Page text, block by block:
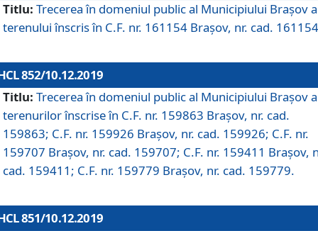
Titlu: Trecerea în domeniul public al Municipiului Braşov a
terenului înscris în C.F. nr. 161154 Brașov, nr. cad.
852/10.12.2019
Titlu: Trecerea în domeniul public al Municipiului Braşov a
terenurilor înscrise în C.F. nr. 159863 Brașov, nr. cad.
159863; C.F. nr. 159926 Brașov, nr. cad. 159926; C.F. nr.
159707 Brașov, nr. cad. 159707; C.F. nr. 159411 Brașov,
cad. 159411; C.F. nr. 159779 Brașov, nr. cad. 159779.
851/10.12.2019